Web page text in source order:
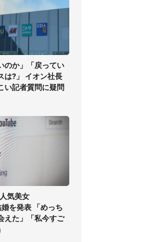
のか」「戻ってい
は?」 イオン社長
い記者質問に疑問
気美女
を発表 「めっち
えた」「私今すご